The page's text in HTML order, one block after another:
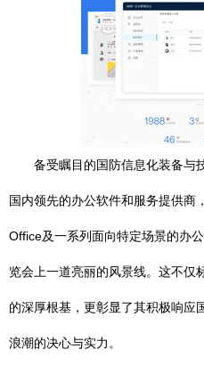
备受瞩目的国防信息化装备与
国内领先的办公软件和服务提供商
Office及一系列面向特定场景的办
览会上一道亮丽的风景线。这不仅
的深厚根基，更彰显了其积极响应
浪潮的决心与实力。